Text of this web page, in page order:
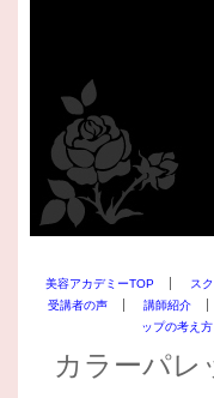
美容アカデミーTOP ス
受講者の声
講師紹介
ップの考え方
カラーパレ